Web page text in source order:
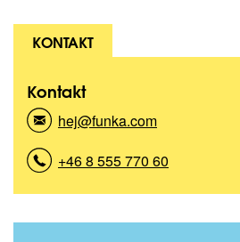
KONTAKT
Kontakt
hej@funka.com
o
t
+46 8 555 770 60
o